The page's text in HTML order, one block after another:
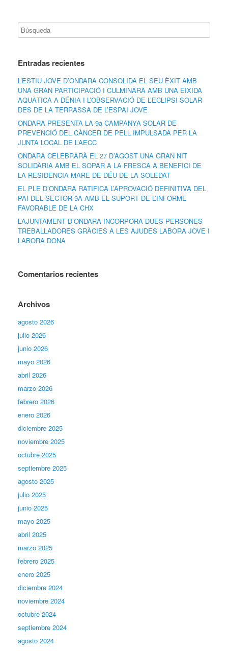
Entradas recientes
L’ESTIU JOVE D’ONDARA CONSOLIDA EL SEU ÈXIT AMB
UNA GRAN PARTICIPACIÓ I CULMINARÀ AMB UNA EIXIDA
AQUÀTICA A DÉNIA I L’OBSERVACIÓ DE L’ECLIPSI SOLAR
DES DE LA TERRASSA DE L’ESPAI JOVE
ONDARA PRESENTA LA 9a CAMPANYA SOLAR DE
PREVENCIÓ DEL CÀNCER DE PELL IMPULSADA PER LA
JUNTA LOCAL DE L’AECC
ONDARA CELEBRARÀ EL 27 D’AGOST UNA GRAN NIT
SOLIDÀRIA AMB EL SOPAR A LA FRESCA A BENEFICI DE
LA RESIDÈNCIA MARE DE DÉU DE LA SOLEDAT
EL PLE D’ONDARA RATIFICA L’APROVACIÓ DEFINITIVA DEL
PAI DEL SECTOR 9A AMB EL SUPORT DE L’INFORME
FAVORABLE DE LA CHX
L’AJUNTAMENT D’ONDARA INCORPORA DUES PERSONES
TREBALLADORES GRÀCIES A LES AJUDES LABORA JOVE I
LABORA DONA
Comentarios recientes
Archivos
agosto 2026
julio 2026
junio 2026
mayo 2026
abril 2026
marzo 2026
febrero 2026
enero 2026
diciembre 2025
noviembre 2025
octubre 2025
septiembre 2025
agosto 2025
julio 2025
junio 2025
mayo 2025
abril 2025
marzo 2025
febrero 2025
enero 2025
diciembre 2024
noviembre 2024
octubre 2024
septiembre 2024
agosto 2024